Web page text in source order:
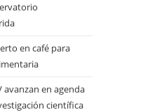
en café para
avanzan en agenda
científica